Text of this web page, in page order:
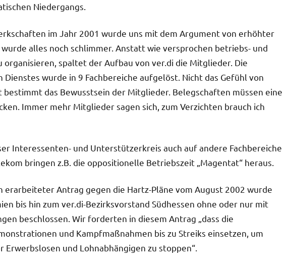
Niedergangs.
im Jahr 2001 wurde uns mit dem Argument von erhöhter
alles noch schlimmer. Anstatt wie versprochen betriebs- und
spaltet der Aufbau von ver.di die Mitglieder. Die
wurde in 9 Fachbereiche aufgelöst. Nicht das Gefühl von
bestimmt das Bewusstsein der Mitglieder. Belegschaften müssen eine
Immer mehr Mitglieder sagen sich, zum Verzichten brauch ich
Interessenten- und Unterstützerkreis auch auf andere Fachbereiche
bringen z.B. die oppositionelle Betriebszeit „Magentat“ heraus.
Antrag gegen die Hartz-Pläne vom August 2002 wurde
bis hin zum ver.di-Bezirksvorstand Südhessen ohne oder nur mit
beschlossen. Wir forderten in diesem Antrag „dass die
und Kampfmaßnahmen bis zu Streiks einsetzen, um
und Lohnabhängigen zu stoppen“.